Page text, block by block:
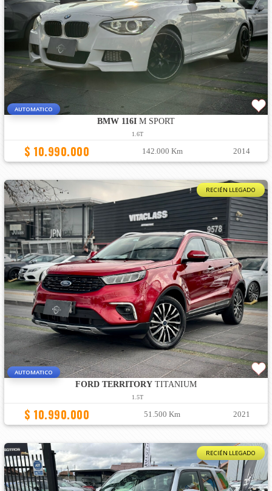
AUTOMATICO
BMW 116IM SPORT
1.6T
$ 10.990.000 142.000 Km 2014
RECIÉN LLEGADO
AUTOMATICO
FORD TERRITORYTITANIUM
1.5T
$ 10.990.000 51.500 Km 2021
RECIÉN LLEGADO